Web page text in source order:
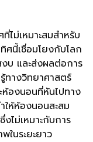
ม่เหมาะสมสำหรับ
ศนี้เชื่อมโยงกับโลก
บ และส่งผลต่อการ
างวิทยาศาสตร์
ห้องนอนที่หันไปทาง
ให้ห้องนอนสะสม
ไม่เหมาะกับการ
นระยะยาว